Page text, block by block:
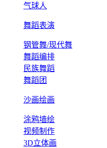
气球人
舞蹈表演
钢管舞/现代舞
舞蹈编排
民族舞蹈
舞蹈团
沙画绘画
涂鸦墙绘
视频制作
3D立体画